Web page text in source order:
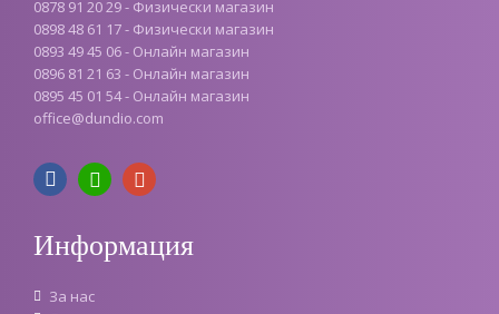
0878 91 20 29 - Физически магазин
0898 48 61 17 - Физически магазин
0893 49 45 06 - Онлайн магазин
0896 81 21 63 - Онлайн магазин
0895 45 01 54 - Онлайн магазин
office@dundio.com
Информация
За нас